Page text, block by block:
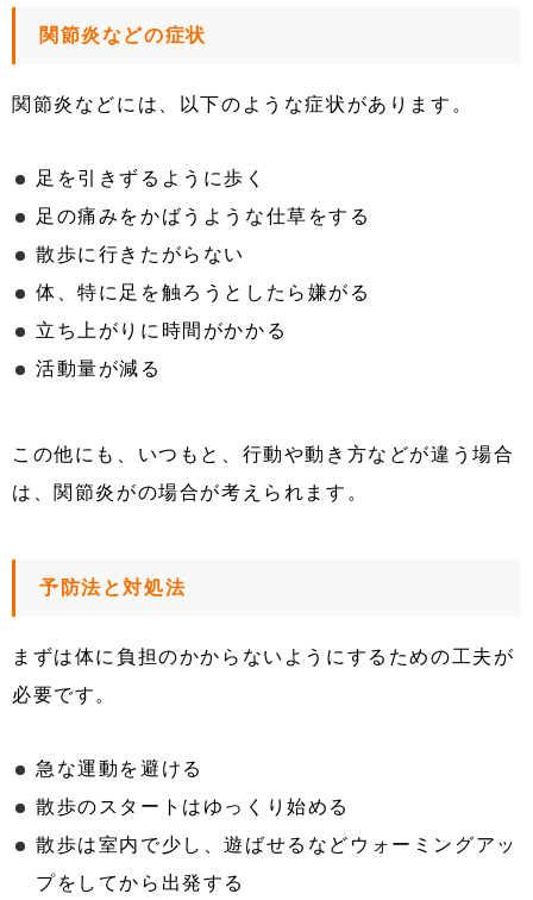
関節炎などの症状
関節炎などには、以下のような症状があります。
足を引きずるように歩く
足の痛みをかばうような仕草をする
散歩に行きたがらない
体、特に足を触ろうとしたら嫌がる
立ち上がりに時間がかかる
活動量が減る
この他にも、いつもと、行動や動き方などが違う場合
は、関節炎がの場合が考えられます。
予防法と対処法
まずは体に負担のかからないようにするための工夫が
必要です。
急な運動を避ける
散歩のスタートはゆっくり始める
散歩は室内で少し、遊ばせるなどウォーミングアッ
プをしてから出発する